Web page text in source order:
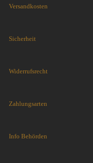
Versandkosten
Sicherheit
Widerrufsrecht
Zahlungsarten
Info Behörden